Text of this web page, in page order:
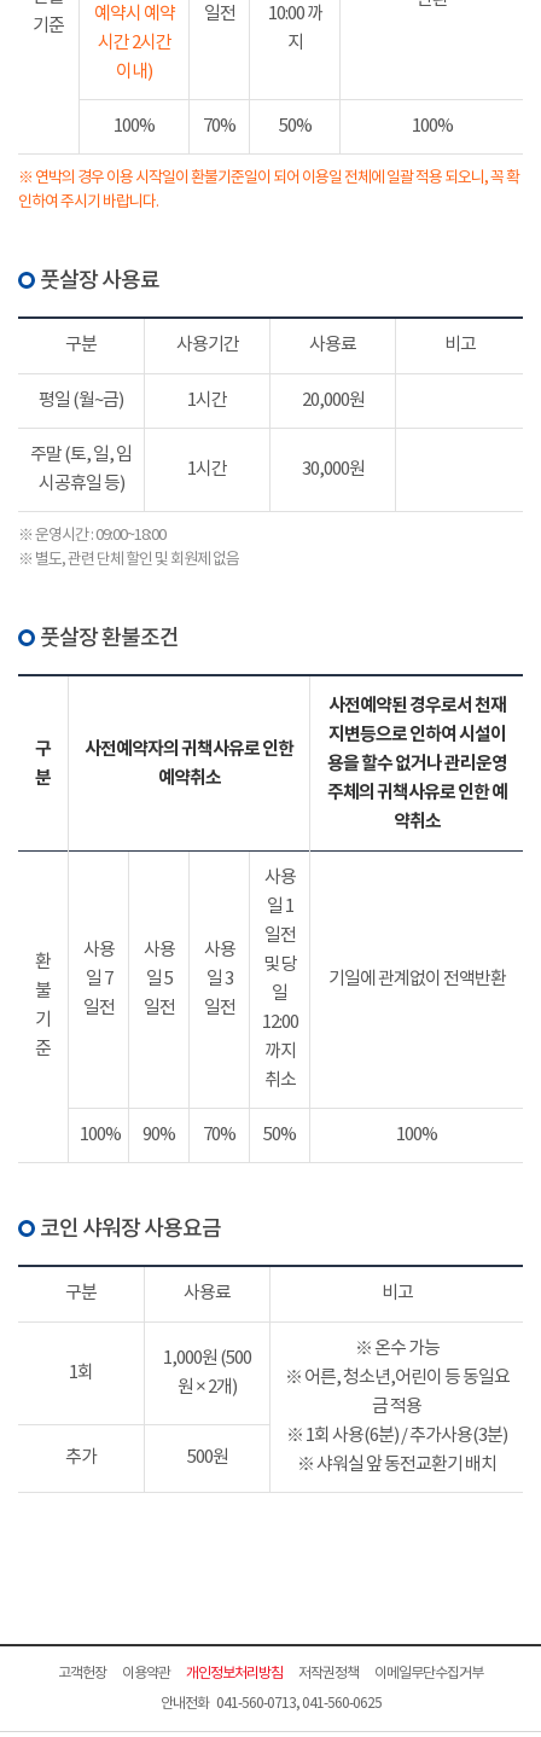
기준
예약시 예약
시간 2시간
이내)
일전
10:00 까
지
100% 70% 50% 100%
※ 연박의 경우 이용 시작일이 환불기준일이 되어 이용일 전체에 일괄 적용 되오니, 꼭 확
인하여 주시기 바랍니다.
풋살장 사용료
구분 사용기간 사용료 비고
평일 (월~금) 1시간 20,000원
주말 (토, 일, 임
시공휴일 등)
1시간 30,000원
※ 운영시간 : 09:00~18:00
※ 별도, 관련 단체 할인 및 회원제 없음
풋살장 환불조건
구
분
사전예약자의 귀책사유로 인한
예약취소
사전예약된 경우로서 천재
지변등으로 인하여 시설이
용을 할수 없거나 관리운영
주체의 귀책사유로 인한 예
약취소
환
불
기
준
사용
일 7
일전
사용
일 5
일전
사용
일 3
일전
사용
일 1
일전
및 당
일
12:00
까지
취소
기일에 관계없이 전액반환
100% 90% 70% 50% 100%
코인 샤워장 사용요금
구분 사용료 비고
1회
1,000원 (500
원 × 2개)
※ 온수 가능
※ 어른, 청소년,어린이 등 동일요
금 적용
※ 1회 사용(6분) / 추가사용(3분)
※ 샤워실 앞 동전교환기 배치
추가 500원
고객헌장 이용약관 개인정보처리방침 저작권정책
이메일무단수집거부
안내전화 041-560-0713, 041-560-0625